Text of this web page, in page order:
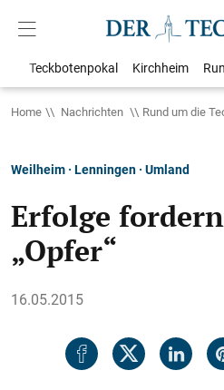
Teckbotenpokal Kirchheim
Home Nachrichten Rund um die
Weilheim · Lenningen · Umland
Erfolge
„Opfer“
16.05.2015